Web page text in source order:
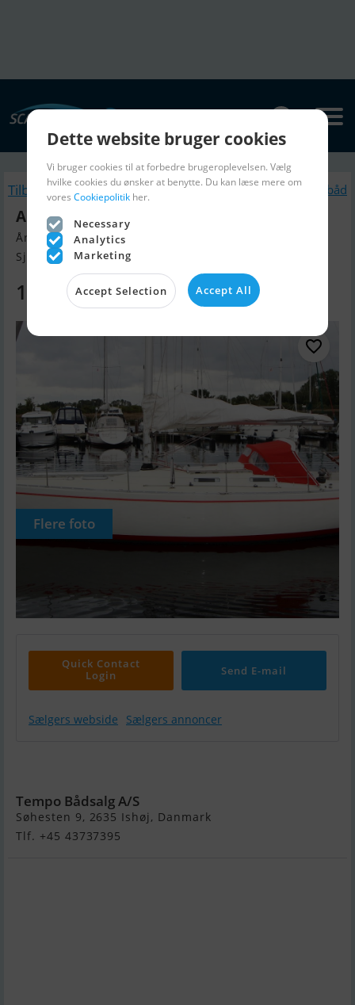
Tilbage Lignende Sejlbåd
Albin Stratus 35
Årgang 1980, Sejlbåd til salg
Sjælland, Danmark
199.900 DKK
Flere foto
Quick Contact
Login
Send E-mail
Sælgers webside Sælgers annoncer
Tempo Bådsalg A/S
Søhesten 9, 2635 Ishøj, Danmark
Tlf. +45 43737395
Dette website bruger cookies
Vi bruger cookies til at forbedre brugeroplevelsen. Vælg
hvilke cookies du ønsker at benytte. Du kan læse mere om
vores Cookiepolitik her.
Necessary
Analytics
Marketing
Accept Selection Accept All